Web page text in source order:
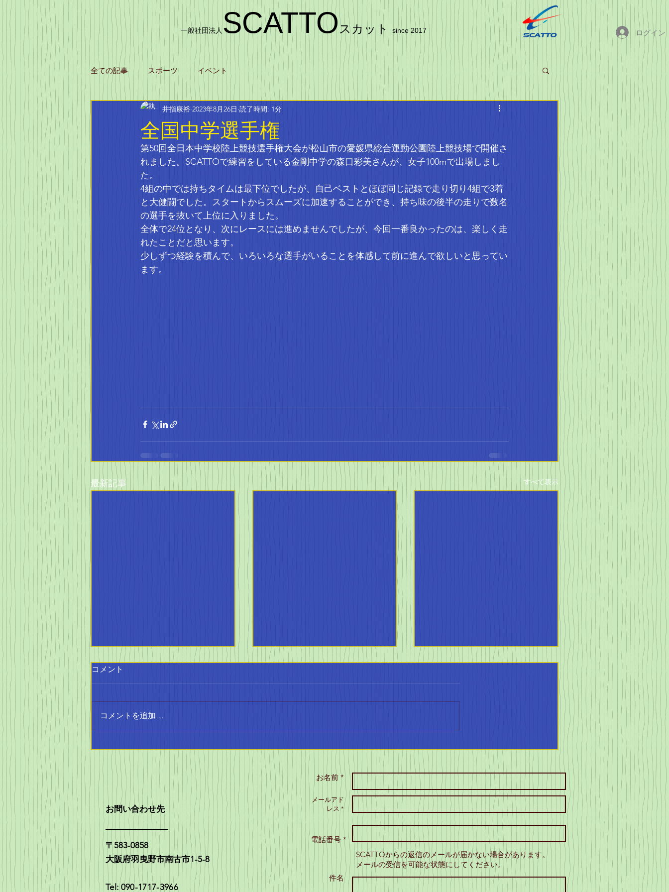
一般社団法人SCATTO スカット since 2017 ログイン
全ての記事 スポーツ イベント
全国中学選手権
井指康裕 2023年8月26日 読了時間: 1分
第50回全日本中学校陸上競技選手権大会が松山市の愛媛県総合運動公園陸上競技場で開催さ
れました。SCATTOで練習をしている金剛中学の森口彩美さんが、女子100mで出場しまし
た。
4組の中では持ちタイムは最下位でしたが、自己ベストとほぼ同じ記録で走り切り4組で3着
と大健闘でした。スタートからスムーズに加速することができ、持ち味の後半の走りで数名
の選手を抜いて上位に入りました。
全体で24位となり、次にレースには進めませんでしたが、今回一番良かったのは、楽しく走
れたことだと思います。
少しずつ経験を積んで、いろいろな選手がいることを体感して前に進んで欲しいと思ってい
ます。
最新記事 すべて表示
中学生、高校生の活躍
4月の陸上シーズンがやって
んなの活躍が楽しみですね。 小
学生の記録会の成果 小学生の記
録会では、コンバインド
A（80mH、走高跳）で1位、コン
バインドBで2位を獲得しまし
た！素晴らしい成果ですね。こ
れからも、みんなの成長を見守
りたいと思います。 大阪カーニ
バルの結果 大阪カーニ
域のスポーツを盛り上げる
コメント
コメントを追加…
お問い合わせ先
〒583-0858
大阪府羽曳野市南古市1-5-8
Tel: 090-1717-3966
お名前 *
メールアド
レス *
電話番号 *
SCATTOからの返信のメールが届かない場合があります。
メールの受信を可能な状態にしてください。
件名